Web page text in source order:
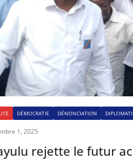
DÉMOCRATIE DÉNONCIATION
1, 2025
rejette le futur